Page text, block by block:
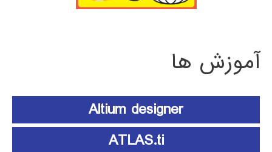
آموزش ها
Altium designer
ATLAS.ti